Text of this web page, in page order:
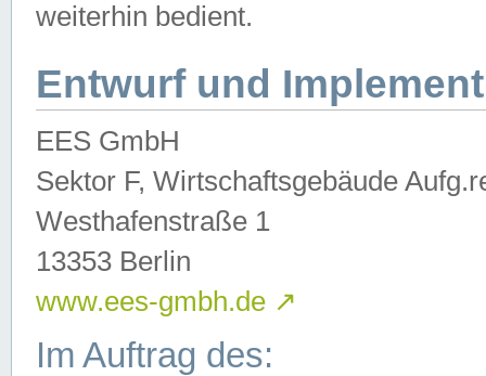
weiterhin bedient.
Entwurf und
EES GmbH
Sektor F, Wirtschaftsgebäude
Westhafenstraße 1
13353 Berlin
www.ees-gmbh.de ↗
Im Auftrag des: